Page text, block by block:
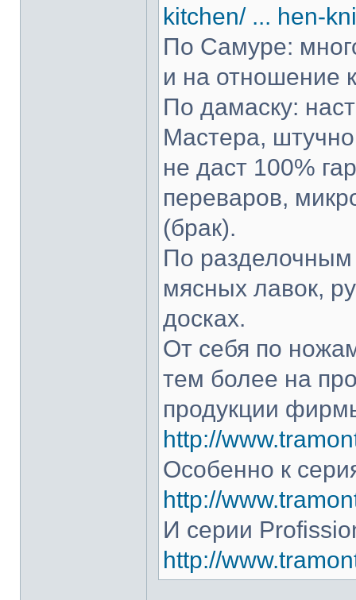
kitchen/ ... hen-
По Самуре:
и на отношение
По дамаску:
Мастера,
не даст 100%
переваров,
(брак).
По разделочным
мясных лавок,
досках.
От себя по
тем более на
продукции
http://
Особенно к
http://
И серии
http://